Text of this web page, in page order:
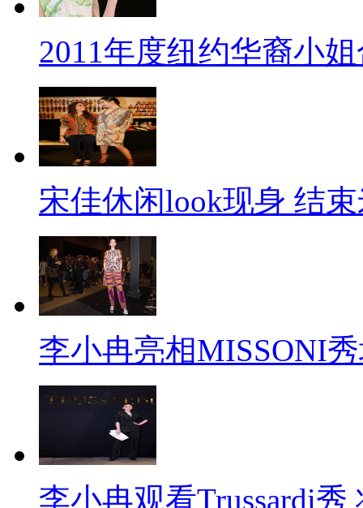
2011年度纽约华裔小
宋佳休闲look现身 结
李小冉亮相MISSONI
李小冉观看Trussardi